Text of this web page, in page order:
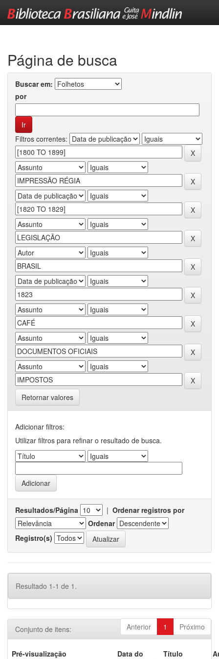
Página de busca
Buscar em:
por
Filtros correntes:
Retornar valores
Adicionar filtros:
Utilizar filtros para refinar o resultado de busca.
Resultados/Página | Ordenar registros por
Ordenar
Registro(s)
Resultado 1-1 de 1.
Anterior 1 Próximo
Conjunto de itens:
Pré-visualização
Data do
Título